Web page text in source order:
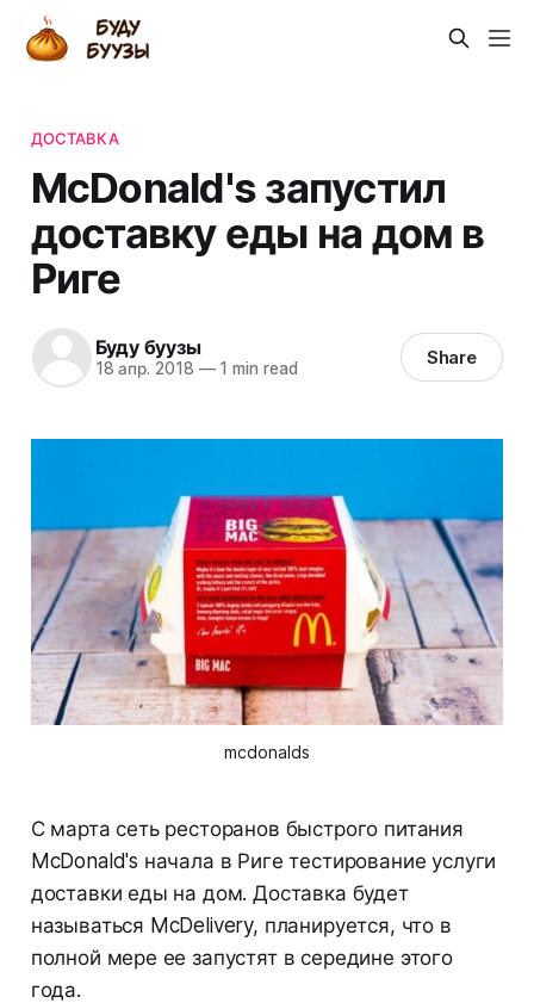
ДОСТАВКА
McDonald's запустил
доставку еды на дом в
Риге
Буду буузы
18 апр. 2018 —1 min read Share
mcdonalds
С марта сеть ресторанов быстрого питания
McDonald's начала в Риге тестирование услуги
доставки еды на дом. Доставка будет
называться McDelivery, планируется, что в
полной мере ее запустят в середине этого
года.